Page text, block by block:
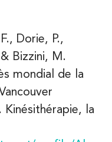
Dorie, P.,
Bizzini, M.
mondial de la
Kinésithérapie, la